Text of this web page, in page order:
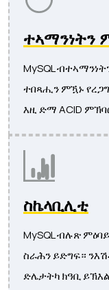
ተኣማንነትን
MySQL
ተበጻሒን ምዃኑ
እዚ ድማ ACID
ስኬላቢሊቲ
MySQL ብሉጽ
ስራሕን ይድግፍ።
ድሌታትካ ክዓቢ